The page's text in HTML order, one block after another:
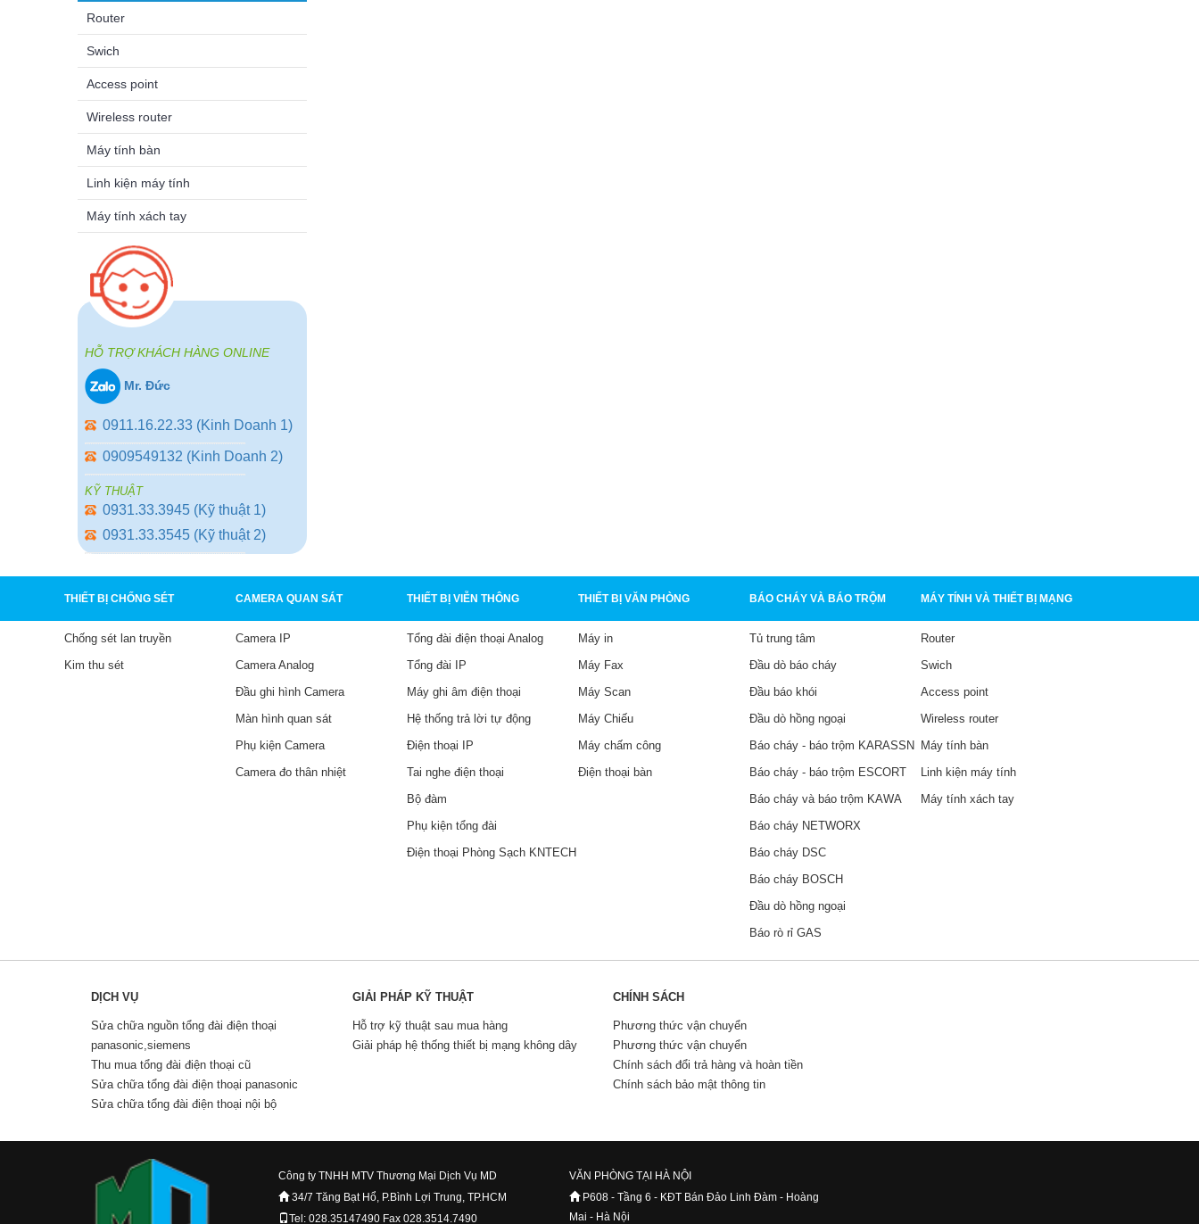
Router
Swich
Access point
Wireless router
Máy tính bàn
Linh kiện máy tính
Máy tính xách tay
HỖ TRỢ KHÁCH HÀNG ONLINE
Mr. Đức
0911.16.22.33 (Kinh Doanh 1)
0909549132 (Kinh Doanh 2)
KỸ THUẬT
0931.33.3945 (Kỹ thuật 1)
0931.33.3545 (Kỹ thuật 2)
THIẾT BỊ CHỐNG SÉT CAMERA QUAN SÁT THIẾT BỊ VIỄN THÔNG THIẾT BỊ VĂN PHÒNG BÁO CHÁY VÀ BÁO TRỘM MÁY TÍNH VÀ THIẾT BỊ MẠNG
Chống sét lan truyền
Kim thu sét
Camera IP
Camera Analog
Đầu ghi hình Camera
Màn hình quan sát
Phụ kiện Camera
Camera đo thân nhiệt
Tổng đài điện thoại Analog
Tổng đài IP
Máy ghi âm điện thoại
Hệ thống trả lời tự động
Điện thoại IP
Tai nghe điện thoại
Bộ đàm
Phụ kiện tổng đài
Điện thoại Phòng Sạch KNTECH
Máy in
Máy Fax
Máy Scan
Máy Chiếu
Máy chấm công
Điện thoại bàn
Tủ trung tâm
Đầu dò báo cháy
Đầu báo khói
Đầu dò hồng ngoại
Báo cháy - báo trộm KARASSN
Báo cháy - báo trộm ESCORT
Báo cháy và báo trộm KAWA
Báo cháy NETWORX
Báo cháy DSC
Báo cháy BOSCH
Đầu dò hồng ngoại
Báo rò rỉ GAS
Router
Swich
Access point
Wireless router
Máy tính bàn
Linh kiện máy tính
Máy tính xách tay
DỊCH VỤ
Sửa chữa nguồn tổng đài điện thoại
panasonic,siemens
Thu mua tổng đài điện thoại cũ
Sửa chữa tổng đài điện thoại panasonic
Sửa chữa tổng đài điện thoại nội bộ
GIẢI PHÁP KỸ THUẬT
Hỗ trợ kỹ thuật sau mua hàng
Giải pháp hệ thống thiết bị mạng không dây
CHÍNH SÁCH
Phương thức vận chuyển
Phương thức vận chuyển
Chính sách đổi trả hàng và hoàn tiền
Chính sách bảo mật thông tin
Công ty TNHH MTV Thương Mại Dịch Vụ MD
34/7 Tăng Bạt Hổ, P.Bình Lợi Trung, TP.HCM
Tel: 028.35147490 Fax 028.3514.7490
VĂN PHÒNG TẠI HÀ NỘI
P608 - Tầng 6 - KĐT Bán Đảo Linh Đàm - Hoàng
Mai - Hà Nội